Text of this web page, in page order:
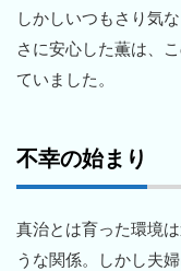
しかしいつもさり気
さに安心した薫は、
ていました。
不幸の始まり
真治とは育った環境
うな関係。しかし夫